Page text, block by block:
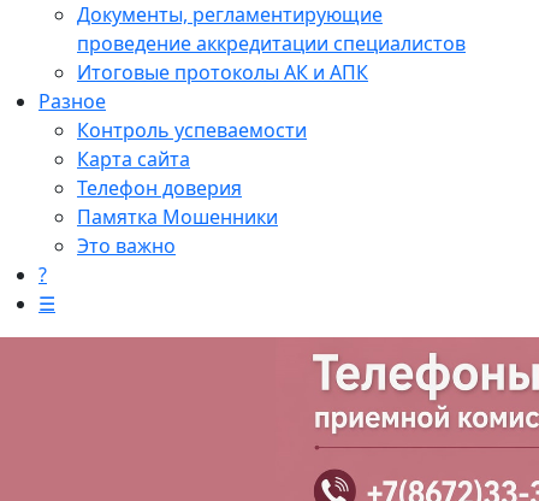
Документы, регламентирующие
проведение аккредитации специалистов
Итоговые протоколы АК и АПК
Разное
Контроль успеваемости
Карта сайта
Телефон доверия
Памятка Мошенники
Это важно
?
☰